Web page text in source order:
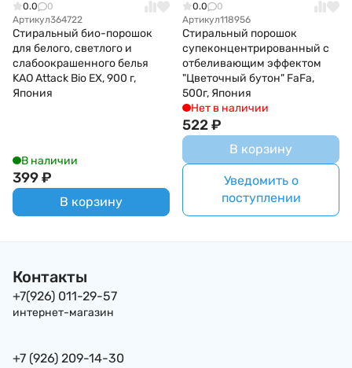
0.0
0
Артикул364722
Стиральный био-порошок
для белого, светлого и
слабоокрашенного белья
KAO Attack Bio EX, 900 г,
Япония
В наличии
399₽
В корзину
0.0
0
Артикул118956
Стиральный порошок
супеконцентрированный с
отбеливающим эффектом
"Цветочный бутон" FaFa,
500г, Япония
Нет в наличии
522₽
В корзину
Уведомить о
поступлении
Контакты
+7(926) 011-29-57
интернет-магазин
+7 (926) 209-14-30